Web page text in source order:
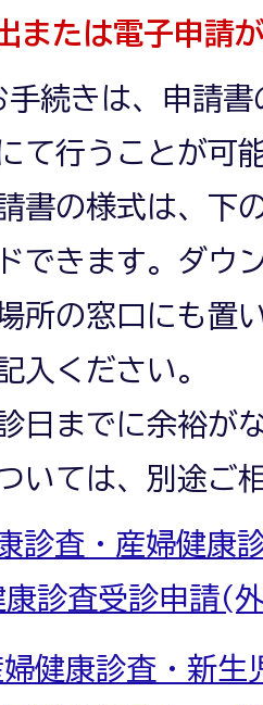
または電子申請
手続きは、申請
て行うことが可
書の様式は、下
できます。ダウ
所の窓口にも置
入ください。
日までに余裕が
いては、別途ご
診査・産婦健康
康診査受診申請(
健康診査・新生